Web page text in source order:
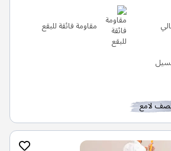
مقاومة فائقة للبقع
لامع